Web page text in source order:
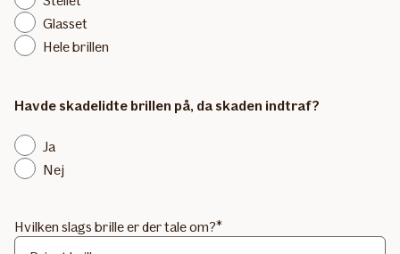
Glasset
Hele brillen
Havde skadelidte brillen på, da skaden indtraf?
Ja
Nej
Hvilken slags brille er der tale om?